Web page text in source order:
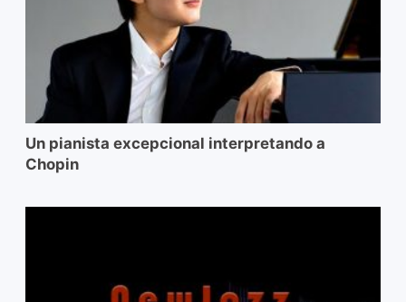
Un pianista excepcional interpretando a
Chopin